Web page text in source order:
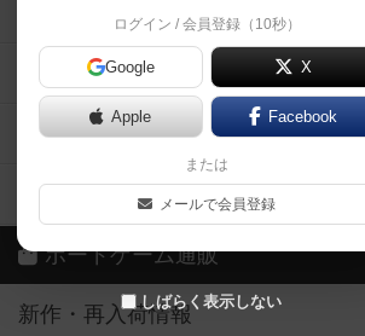
ログイン / 会員登録（10秒）
Google X
Apple Facebook
または
メールで会員登録
しばらく表示しない
掲示板・トピックス
ボドとも・会員一覧
ボードゲーム業界コラム
ボドゲーマご利用案内
ボードゲーム通販
新作・再入荷情報